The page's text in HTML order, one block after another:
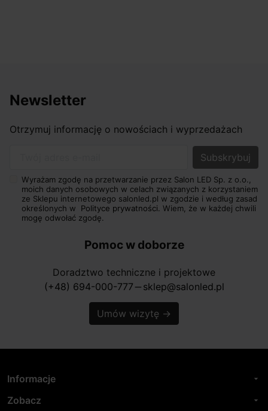
Newsletter
Otrzymuj informację o nowościach i wyprzedażach
Wyrażam zgodę na przetwarzanie przez Salon LED Sp. z o.o.,
moich danych osobowych w celach związanych z korzystaniem
ze Sklepu internetowego salonled.pl w zgodzie i według zasad
określonych w Polityce prywatności. Wiem, że w każdej chwili
mogę odwołać zgodę.
Pomoc w doborze
Doradztwo techniczne i projektowe
(+48) 694-000-777 horizontal_rule sklep@salonled.pl
Umów wizytę →
Informacje arrow_drop_down
Zobacz arrow_drop_down